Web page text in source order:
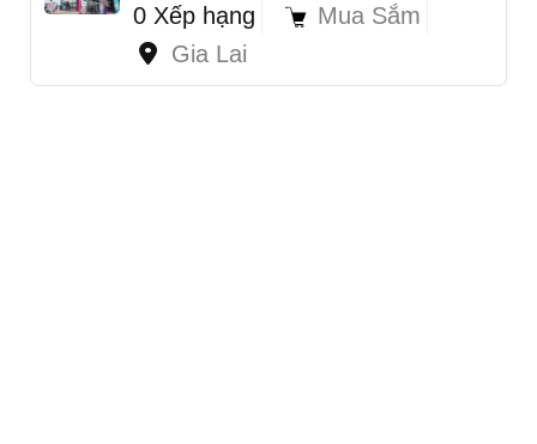
0 Xếp hạng
Mua Sắm
Gia Lai